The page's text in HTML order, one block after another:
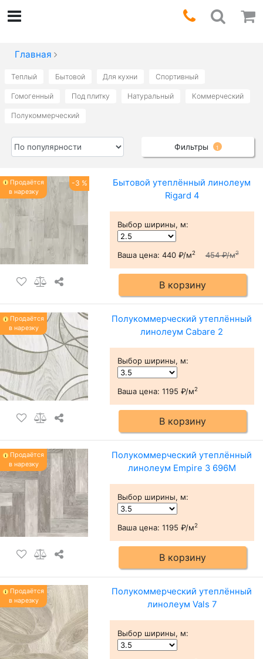
Главная
Теплый Бытовой Для кухни Спортивный
Гомогенный Под плитку Натуральный Коммерческий
Полукоммерческий
Фильтры 1
-3 %
Продаётся
в нарезку
Бытовой утеплённый линолеум
Rigard 4
Выбор ширины, м:
Ваша цена: 440 ₽/м2 454 ₽/м2
В корзину
Продаётся
в нарезку
Полукоммерческий утеплённый
линолеум Cabare 2
Выбор ширины, м:
Ваша цена: 1195 ₽/м2
В корзину
Продаётся
в нарезку
Полукоммерческий утеплённый
линолеум Empire 3 696M
Выбор ширины, м:
Ваша цена: 1195 ₽/м2
В корзину
Продаётся
в нарезку
Полукоммерческий утеплённый
линолеум Vals 7
Выбор ширины, м: